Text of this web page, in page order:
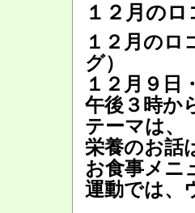
１２月のロ
１２月のロ
グ）
１２月９日
午後３時か
テーマは、
栄養のお話
お食事メニ
運動では、